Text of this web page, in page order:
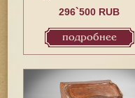
296`500 RUB
подробнее